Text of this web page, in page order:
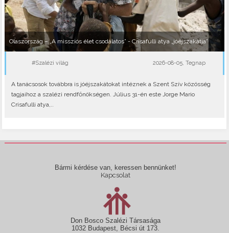
Olaszország – „A missziós élet csodálatos” - Crisafulli atya „jóéjszakátja”
#Szalézi világ 2026-08-05, Tegnap
A tanácsosok továbbra is jóéjszakátokat intéznek a Szent Szív közösség
tagjaihoz a szalézi rendfőnökségen. Július 31-én este Jorge Mario
Crisafulli atya,..
Bármi kérdése van, keressen bennünket!
Kapcsolat
Don Bosco Szalézi Társasága
1032 Budapest, Bécsi út 173.